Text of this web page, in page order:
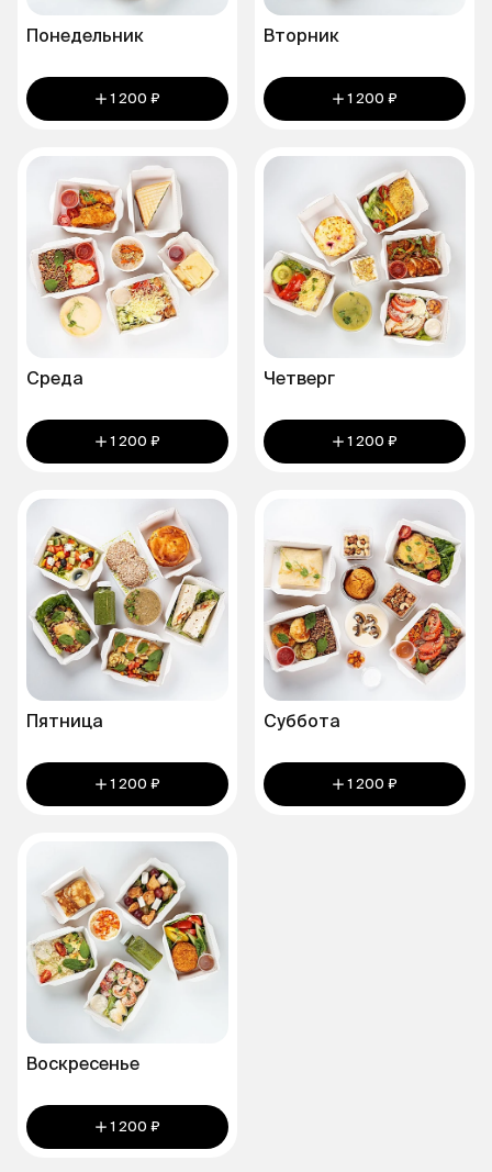
Понедельник
1 200 ₽
Вторник
1 200 ₽
Среда
1 200 ₽
Четверг
1 200 ₽
Пятница
1 200 ₽
Суббота
1 200 ₽
Воскресенье
1 200 ₽